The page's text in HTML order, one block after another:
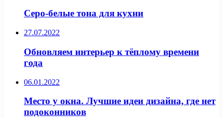
Серо-белые тона для кухни
27.07.2022
Обновляем интерьер к тёплому времени
года
06.01.2022
Место у окна. Лучшие идеи дизайна, где нет
подоконников